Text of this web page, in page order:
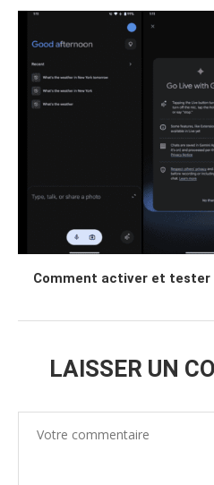
Comment activer et tester
LAISSER UN